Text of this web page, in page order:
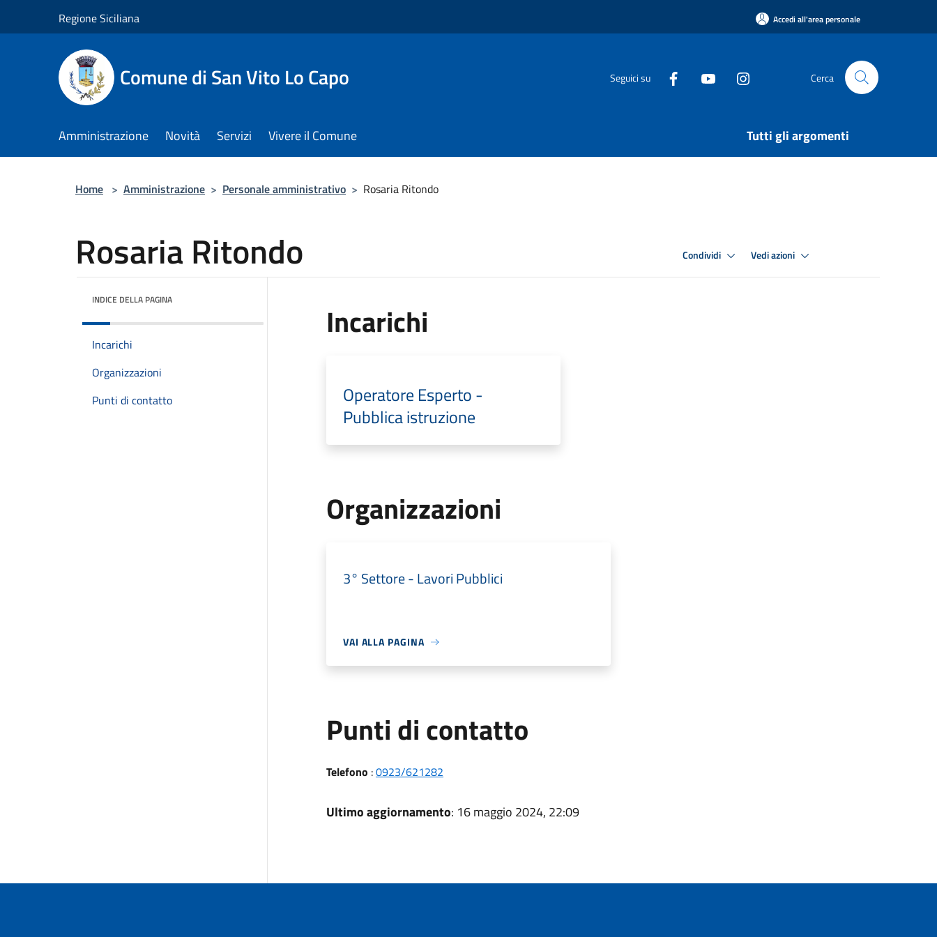
Regione Siciliana Accedi all'area personale
Comune di San Vito Lo Capo Seguici su Cerca
Amministrazione Novità Servizi Vivere il Comune Tutti gli argomenti
Home > Amministrazione > Personale amministrativo > Rosaria Ritondo
Rosaria Ritondo Condividi Vedi azioni
INDICE DELLA PAGINA
Incarichi
Organizzazioni
Punti di contatto
Incarichi
Operatore Esperto -
Pubblica istruzione
Organizzazioni
3° Settore - Lavori Pubblici
VAI ALLA PAGINA
Punti di contatto
Telefono :0923/621282
Ultimo aggiornamento: 16 maggio 2024, 22:09